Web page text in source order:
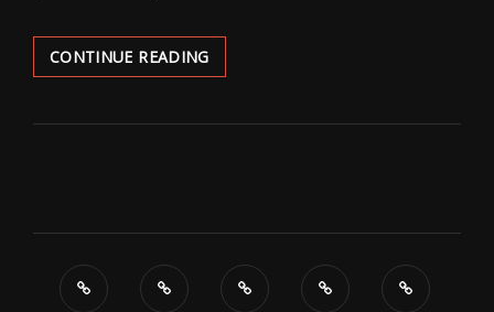
CONTINUE READINGUNA
APROXIMACIÓN
DEL
HASTA
2023